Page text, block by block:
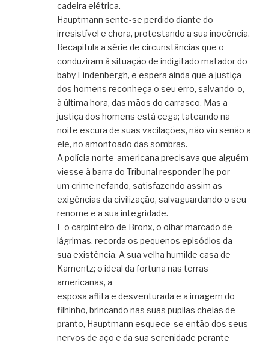
cadeira elétrica.
Hauptmann sente-se perdido diante do
irresistível e chora, protestando a sua inocência.
Recapitula a série de circunstâncias que o
conduziram à situação de indigitado matador do
baby Lindenbergh, e espera ainda que a justiça
dos homens reconheça o seu erro, salvando-o,
à última hora, das mãos do carrasco. Mas a
justiça dos homens está cega; tateando na
noite escura de suas vacilações, não viu senão a
ele, no amontoado das sombras.
A polícia norte-americana precisava que alguém
viesse à barra do Tribunal responder-lhe por
um crime nefando, satisfazendo assim as
exigências da civilização, salvaguardando o seu
renome e a sua integridade.
E o carpinteiro de Bronx, o olhar marcado de
lágrimas, recorda os pequenos episódios da
sua existência. A sua velha humilde casa de
Kamentz; o ideal da fortuna nas terras
americanas, a
esposa aflita e desventurada e a imagem do
filhinho, brincando nas suas pupilas cheias de
pranto, Hauptmann esquece-se então dos seus
nervos de aço e da sua serenidade perante